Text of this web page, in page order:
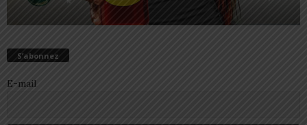
S’abonnez
E-mail